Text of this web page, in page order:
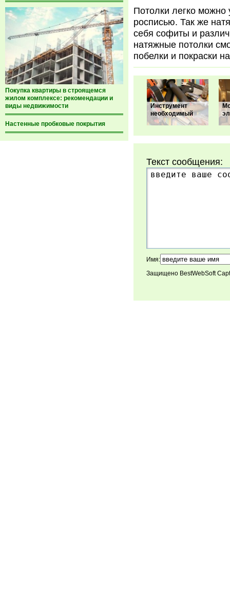
Покупка квартиры в строящемся
жилом комплексе: рекомендации и
виды недвижимости
Настенные пробковые покрытия
Потолки легко можно
росписью. Так же
себя софиты и
натяжные потолки
побелки и покраски
Инструмент
необходимый
Текст сообщения:
Имя:
Защищено BestWebSoft